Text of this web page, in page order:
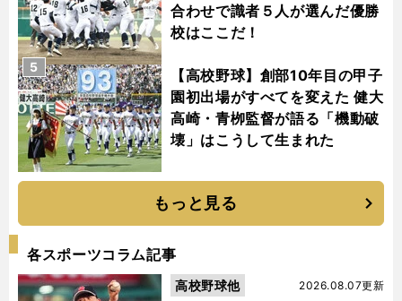
合わせで識者５人が選んだ優勝
校はここだ！
【高校野球】創部10年目の甲子
園初出場がすべてを変えた 健大
高崎・青栁監督が語る「機動破
壊」はこうして生まれた
5
もっと見る
各スポーツコラム記事
2026.08.07更新
高校野球他